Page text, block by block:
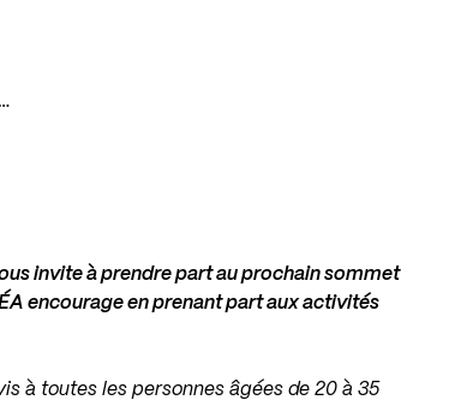
invite à prendre part au prochain sommet
encourage en prenant part aux activités
à toutes les personnes âgées de 20 à 35